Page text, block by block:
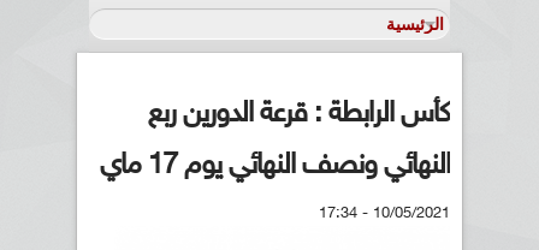
كأس الرابطة : قرعة الدورين ربع
النهائي ونصف النهائي يوم 17 ماي
10/05/2021 - 17:34